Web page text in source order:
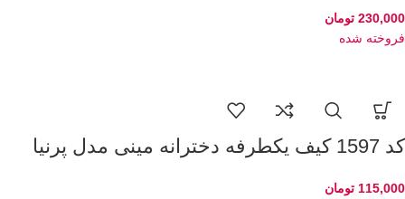
230,000 تومان
فروخته شده
کد 1597 کیف یکطرفه دخترانه مینی مدل پرنیا
115,000 تومان